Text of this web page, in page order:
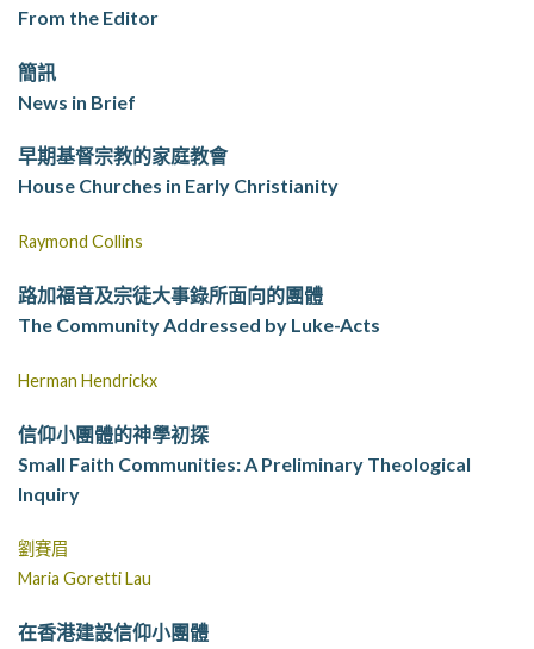
From the Editor
簡訊
News in Brief
早期基督宗教的家庭教會
House Churches in Early Christianity
Raymond Collins
路加福音及宗徒大事錄所面向的團體
The Community Addressed by Luke-Acts
Herman Hendrickx
信仰小團體的神學初探
Small Faith Communities: A Preliminary Theological
Inquiry
劉賽眉
Maria Goretti Lau
在香港建設信仰小團體